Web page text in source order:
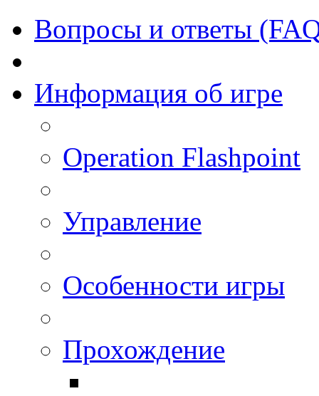
Вопросы и ответы
Информация об игре
Operation Flashpoint
Управление
Особенности игры
Прохождение